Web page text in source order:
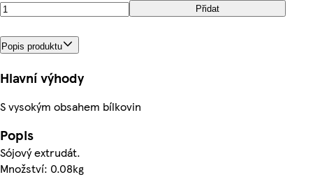
Přidat
Popis produktu
Hlavní výhody
S vysokým obsahem bílkovin
Popis
Sójový extrudát.
Množství: 0.08kg